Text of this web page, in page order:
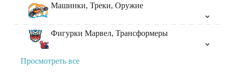
Машинки, Треки, Оружие
Фигурки Марвел, Трансформеры
Просмотреть все